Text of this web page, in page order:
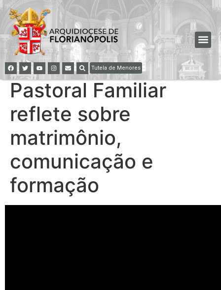
Tutela de Menores
Pastoral Familiar
reflete sobre
matrimônio,
comunicação e
formação